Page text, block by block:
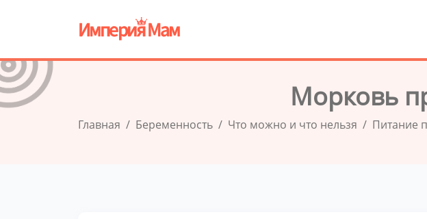
Морковь
Главная Беременность Что можно и что нельзя Питание